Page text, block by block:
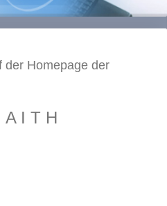
der Homepage der
I T H